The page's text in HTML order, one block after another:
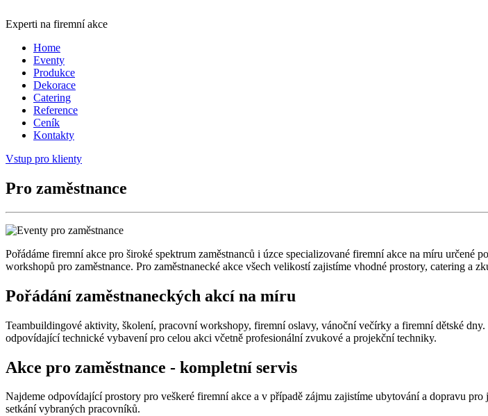
Experti na firemní akce
Home
Eventy
Produkce
Dekorace
Catering
Reference
Ceník
Kontakty
Vstup pro klienty
Pro zaměstnance
Pořádáme firemní akce pro široké spektrum zaměstnanců i úzce specializované firemní akce na míru
workshopů pro zaměstnance. Pro zaměstnanecké akce všech velikostí zajistíme vhodné prostory, catering a
Pořádání zaměstnaneckých akcí na míru
Teambuildingové aktivity, školení, pracovní workshopy, firemní oslavy, vánoční večírky a firemní dětské
odpovídající technické vybavení pro celou akci včetně profesionální zvukové a projekční techniky.
Akce pro zaměstnance - kompletní servis
Najdeme odpovídající prostory pro veškeré firemní akce a v případě zájmu zajistíme ubytování a dopravu
setkání vybraných pracovníků.